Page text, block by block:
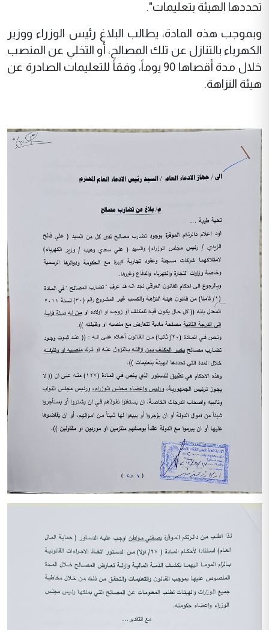
تحددها الهيئة بتعليمات".
وبموجب هذه المادة، يطالب البلاغ رئيس الوزراء ووزير
الكهرباء بالتنازل عن تلك المصالح، أو التخلي عن المنصب
خلال مدة أقصاها 90 يوماً، وفقاً للتعليمات الصادرة عن
هيئة النزاهة.